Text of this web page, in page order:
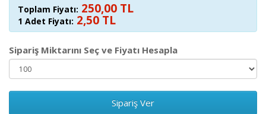
Toplam Fiyatı: 250,00 TL
1 Adet Fiyatı: 2,50 TL
Sipariş Miktarını Seç ve Fiyatı Hesapla
Sipariş Ver